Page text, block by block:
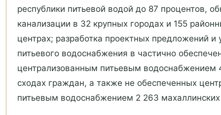
республики питьевой водой до 87 процентов,
канализации в 32 крупных городах и 155
центрах; разработка проектных предложений и
питьевого водоснабжения в частично
централизованным питьевым водоснабжением
сходах граждан, а также не обеспеченных
питьевым водоснабжением 2 263